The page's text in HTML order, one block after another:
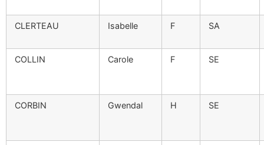
CLERTEAU Isabelle F SA
COLLIN Carole F SE
CORBIN Gwendal H SE